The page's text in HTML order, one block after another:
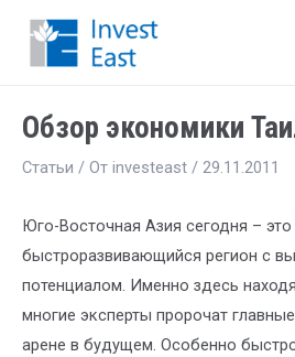
Обзор экономики
Статьи / От investeast / 29.11.2011
Юго-Восточная Азия сегодня – это
быстроразвивающийся регион с
потенциалом. Именно здесь
многие эксперты пророчат
арене в будущем. Особенно